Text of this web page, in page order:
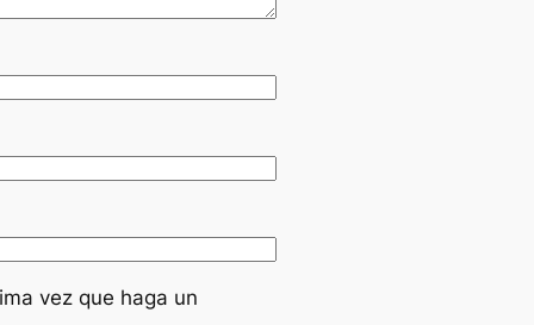
vez que haga un